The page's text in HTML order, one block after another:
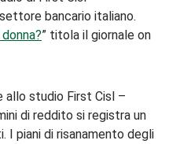
bancario italiano.
” titola il giornale on
allo studio First Cisl –
di reddito si registra un
I piani di risanamento degli